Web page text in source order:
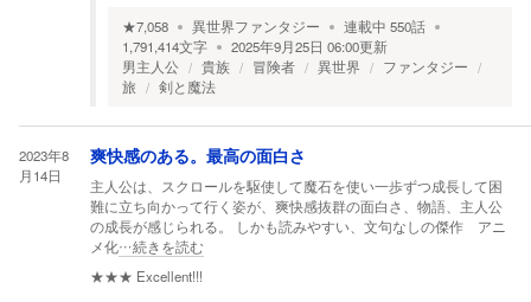
★7,058 異世界ファンタジー 連載中 550話
1,791,414文字 2025年9月25日 06:00更新
男主人公
貴族 冒険者 異世界
ファンタジー
旅
剣と魔法
2023年8
月14日
爽快感のある。最高の面白さ
主人公は、スクロールを駆使して魔石を使い一歩ずつ成長して困
難に立ち向かって行く姿が、爽快感抜群の面白さ、物語、主人公
の成長が感じられる。 しかも読みやすい、文句なしの傑作 アニ
メ化…続きを読む
★★★ Excellent!!!